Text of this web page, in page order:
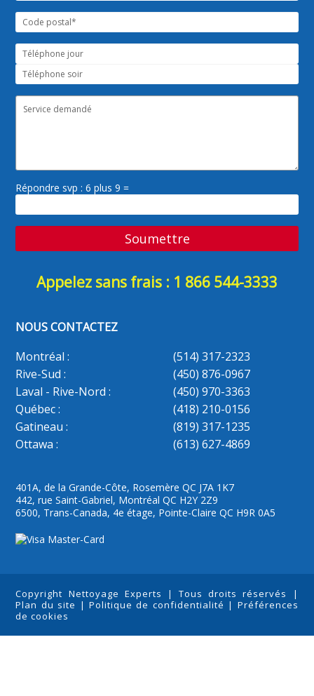
Répondre svp : 6 plus 9 =
Appelez sans frais : 1 866 544-3333
NOUS CONTACTEZ
Montréal :
(514) 317-2323
Rive-Sud :
(450) 876-0967
Laval - Rive-Nord :
(450) 970-3363
Québec :
(418) 210-0156
Gatineau :
(819) 317-1235
Ottawa :
(613) 627-4869
401A, de la Grande-Côte, Rosemère QC J7A 1K7
442, rue Saint-Gabriel, Montréal QC H2Y 2Z9
6500, Trans-Canada, 4e étage, Pointe-Claire QC H9R 0A5
Copyright Nettoyage Experts | Tous droits réservés |
Plan du site |Politique de confidentialité | Préférences
de cookies